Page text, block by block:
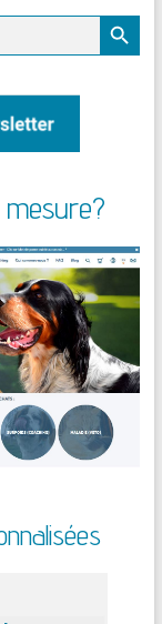
Search Button